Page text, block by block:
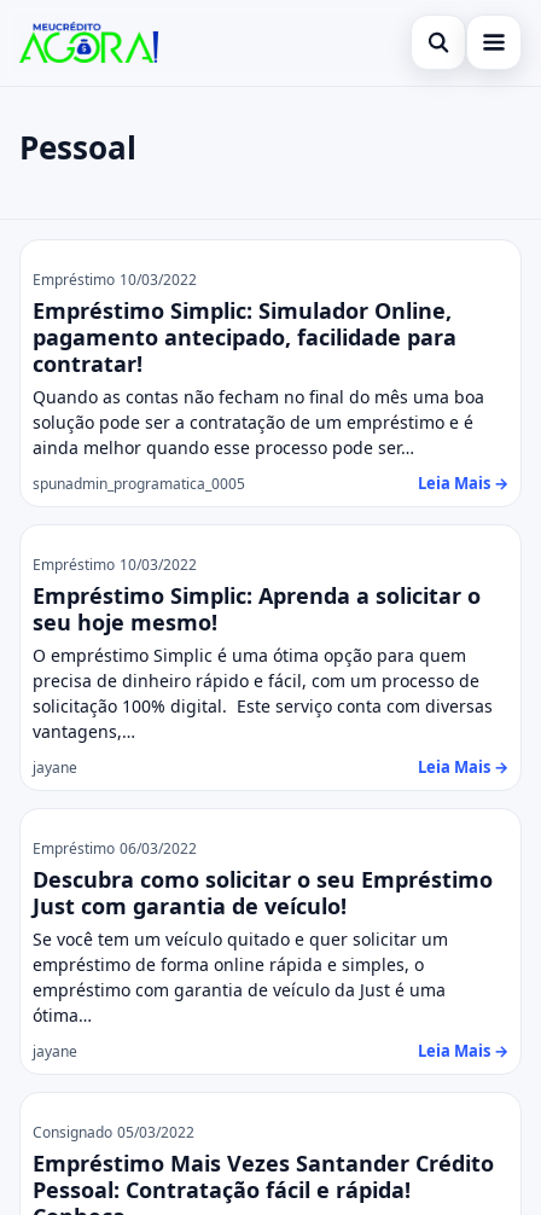
Abrir busca
Cartão de crédito
Notícias
Pessoal
Legal
Pressione Enter para buscar ou ESC para fechar.
Pessoal
Pessoal
Empréstimo 10/03/2022
Empréstimo Simplic: Simulador Online,
pagamento antecipado, facilidade para
contratar!
Quando as contas não fecham no final do mês uma boa
solução pode ser a contratação de um empréstimo e é
ainda melhor quando esse processo pode ser…
spunadmin_programatica_0005 Leia Mais →
Empréstimo 10/03/2022
Empréstimo Simplic: Aprenda a solicitar o
seu hoje mesmo!
O empréstimo Simplic é uma ótima opção para quem
precisa de dinheiro rápido e fácil, com um processo de
solicitação 100% digital. Este serviço conta com diversas
vantagens,…
jayane Leia Mais →
Empréstimo 06/03/2022
Descubra como solicitar o seu Empréstimo
Just com garantia de veículo!
Se você tem um veículo quitado e quer solicitar um
empréstimo de forma online rápida e simples, o
empréstimo com garantia de veículo da Just é uma
ótima…
jayane Leia Mais →
Consignado 05/03/2022
Empréstimo Mais Vezes Santander Crédito
Pessoal: Contratação fácil e rápida!